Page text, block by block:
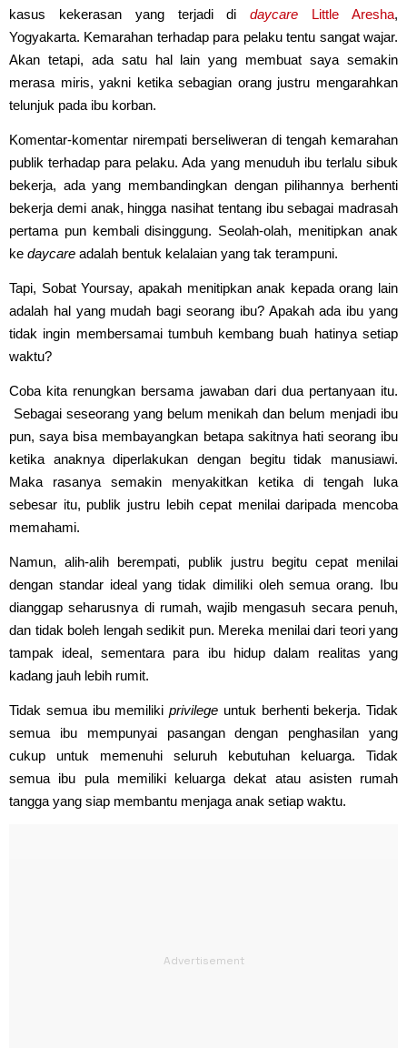
kasus kekerasan yang terjadi didaycare Little Aresha,
Yogyakarta. Kemarahan terhadap para pelaku tentu sangat wajar.
Akan tetapi, ada satu hal lain yang membuat saya semakin
merasa miris, yakni ketika sebagian orang justru mengarahkan
telunjuk pada ibu korban.
Komentar-komentar nirempati berseliweran di tengah kemarahan
publik terhadap para pelaku. Ada yang menuduh ibu terlalu sibuk
bekerja, ada yang membandingkan dengan pilihannya berhenti
bekerja demi anak, hingga nasihat tentang ibu sebagai madrasah
pertama pun kembali disinggung. Seolah-olah, menitipkan anak
ke daycare adalah bentuk kelalaian yang tak terampuni.
Tapi, Sobat Yoursay, apakah menitipkan anak kepada orang lain
adalah hal yang mudah bagi seorang ibu? Apakah ada ibu yang
tidak ingin membersamai tumbuh kembang buah hatinya setiap
waktu?
Coba kita renungkan bersama jawaban dari dua pertanyaan itu.
Sebagai seseorang yang belum menikah dan belum menjadi ibu
pun, saya bisa membayangkan betapa sakitnya hati seorang ibu
ketika anaknya diperlakukan dengan begitu tidak manusiawi.
Maka rasanya semakin menyakitkan ketika di tengah luka
sebesar itu, publik justru lebih cepat menilai daripada mencoba
memahami.
Namun, alih-alih berempati, publik justru begitu cepat menilai
dengan standar ideal yang tidak dimiliki oleh semua orang. Ibu
dianggap seharusnya di rumah, wajib mengasuh secara penuh,
dan tidak boleh lengah sedikit pun. Mereka menilai dari teori yang
tampak ideal, sementara para ibu hidup dalam realitas yang
kadang jauh lebih rumit.
Tidak semua ibu memiliki privilege untuk berhenti bekerja. Tidak
semua ibu mempunyai pasangan dengan penghasilan yang
cukup untuk memenuhi seluruh kebutuhan keluarga. Tidak
semua ibu pula memiliki keluarga dekat atau asisten rumah
tangga yang siap membantu menjaga anak setiap waktu.